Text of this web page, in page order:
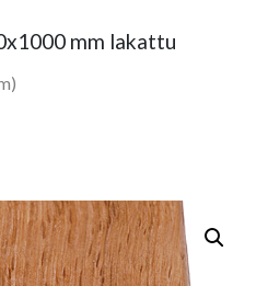
mm lakattu